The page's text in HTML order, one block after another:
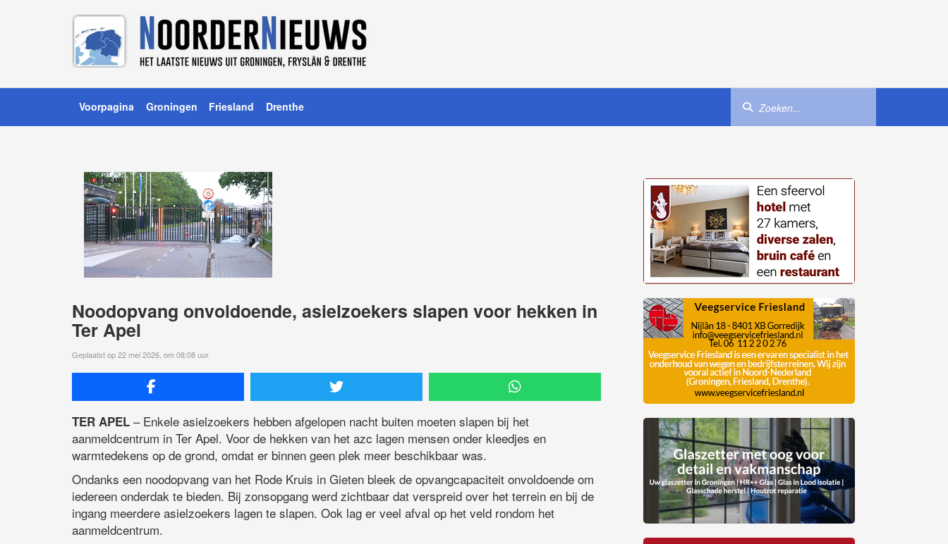
Voorpagina Groningen Friesland Drenthe
Noodopvang onvoldoende, asielzoekers slapen voor hekken in
Ter Apel
Geplaatst op 22 mei 2026, om 08:08 uur
TER APEL – Enkele asielzoekers hebben afgelopen nacht buiten moeten slapen bij het
aanmeldcentrum in Ter Apel. Voor de hekken van het azc lagen mensen onder kleedjes en
warmtedekens op de grond, omdat er binnen geen plek meer beschikbaar was.
Ondanks een noodopvang van het Rode Kruis in Gieten bleek de opvangcapaciteit onvoldoende om
iedereen onderdak te bieden. Bij zonsopgang werd zichtbaar dat verspreid over het terrein en bij de
ingang meerdere asielzoekers lagen te slapen. Ook lag er veel afval op het veld rondom het
aanmeldcentrum.